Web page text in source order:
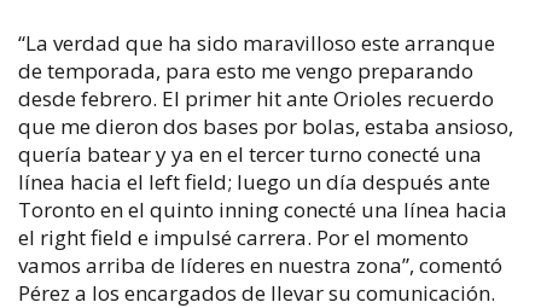
“La verdad que ha sido maravilloso este arranque
de temporada, para esto me vengo preparando
desde febrero. El primer hit ante Orioles recuerdo
que me dieron dos bases por bolas, estaba ansioso,
quería batear y ya en el tercer turno conecté una
línea hacia el left field; luego un día después ante
Toronto en el quinto inning conecté una línea hacia
el right field e impulsé carrera. Por el momento
vamos arriba de líderes en nuestra zona”, comentó
Pérez a los encargados de llevar su comunicación.